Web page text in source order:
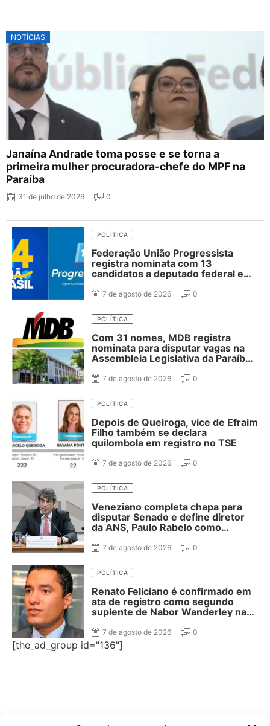
NOTÍCIAS
Janaína Andrade toma posse e se torna a
primeira mulher procuradora-chefe do MPF na
Paraíba
31 de julho de 2026 0
POLÍTICA
Federação União Progressista
registra nominata com 13
candidatos a deputado federal e
7 de agosto de 2026 0
POLÍTICA
Com 31 nomes, MDB registra
nominata para disputar vagas na
Assembleia Legislativa da Paraíba;
7 de agosto de 2026 0
POLÍTICA
Depois de Queiroga, vice de Efraim
Filho também se declara
quilombola em registro no TSE
7 de agosto de 2026 0
POLÍTICA
Veneziano completa chapa para
disputar Senado e define diretor
da ANS, Paulo Rabelo como
7 de agosto de 2026 0
POLÍTICA
Renato Feliciano é confirmado em
ata de registro como segundo
suplente de Nabor Wanderley na
7 de agosto de 2026 0
[the_ad_group id="136"]